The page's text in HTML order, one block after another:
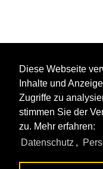
Diese Webseite
Inhalte und
Zugriffe zu
stimmen Sie der
zu. Mehr erfahren:
Datenschutz ,